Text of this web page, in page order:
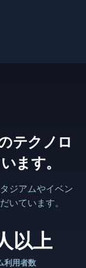
テクノロ
ます。
ジアムやイベン
いています。
以上
利用者数